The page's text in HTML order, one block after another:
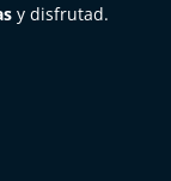
y disfrutad.